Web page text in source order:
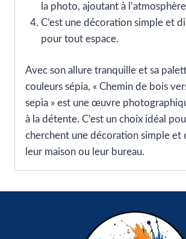
la photo, ajoutant à
C’est une décoration simple et
pour tout espace.
Avec son allure tranquille et sa
couleurs sépia, « Chemin de bois
sepia » est une œuvre
à la détente. C’est un choix idéal
cherchent une décoration simple et
leur maison ou leur bureau.